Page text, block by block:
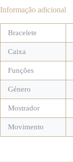
Informação adicional
Bracelete
Caixa
Funções
Género
Mostrador
Movimento